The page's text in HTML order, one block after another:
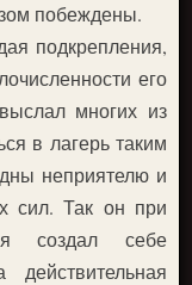
побеждены.
подкрепления,
его
многих из
в лагерь таким
неприятелю и
сил. Так он при
создал себе